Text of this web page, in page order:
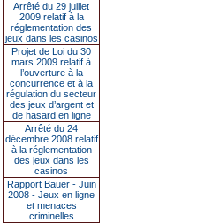
Arrêté du 29 juillet
2009 relatif à la
réglementation des
jeux dans les casinos
Projet de Loi du 30
mars 2009 relatif à
l’ouverture à la
concurrence et à la
régulation du secteur
des jeux d’argent et
de hasard en ligne
Arrêté du 24
décembre 2008 relatif
à la réglementation
des jeux dans les
casinos
Rapport Bauer - Juin
2008 - Jeux en ligne
et menaces
criminelles